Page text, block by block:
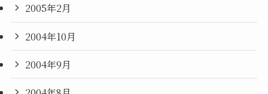
2005年2月
2004年10月
2004年9月